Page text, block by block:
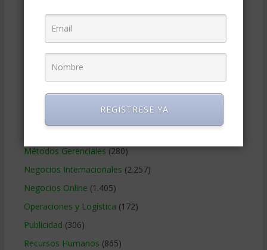
Finanzas Corporativas(748)
(125)
Métodos Gerenciales (280)
Negocios Internacionales (2.257)
Negocios Online (1.405)
Operaciones y Logística (172)
Publicidad (306)
Recursos Humanos (865)
REGISTRESE YA